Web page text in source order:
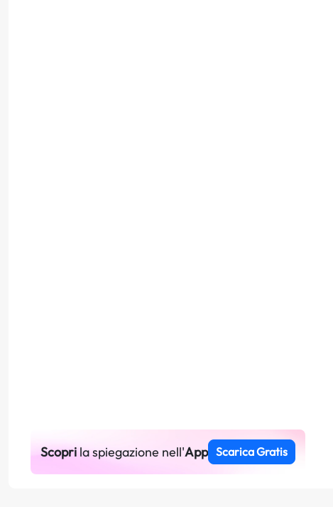
Scoprila spiegazione nell'App Scarica Gratis